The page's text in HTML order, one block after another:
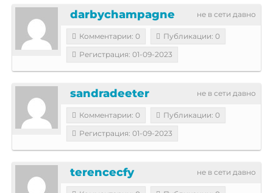
не в сети давно
darbychampagne
Комментарии: 0
Публикации: 0
Регистрация: 01-09-2023
не в сети давно
sandradeeter
Комментарии: 0
Публикации: 0
Регистрация: 01-09-2023
не в сети давно
terencecfy